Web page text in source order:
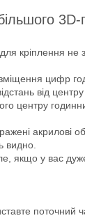
3D-
кріплення не
цифр
від
центру
акрилові
видно.
якщо у вас
поточний